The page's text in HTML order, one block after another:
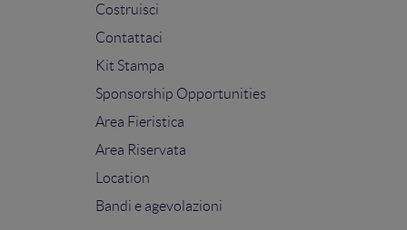
Costruisci
Contattaci
Kit Stampa
Sponsorship Opportunities
Area Fieristica
Area Riservata
Location
Bandi e agevolazioni